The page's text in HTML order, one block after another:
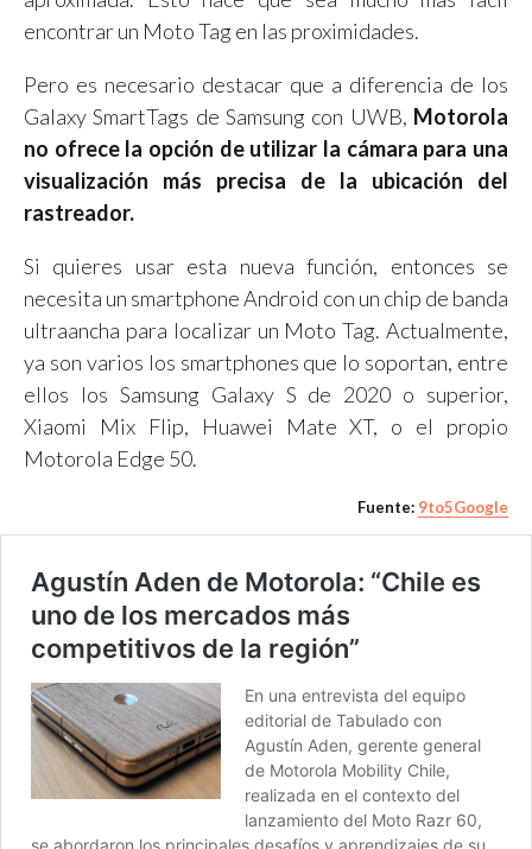
encontrar un Moto Tag en las proximidades.
Pero es necesario destacar que a diferencia de los
Galaxy SmartTags de Samsung con UWB, Motorola
no ofrece la opción de utilizar la cámara para una
visualización más precisa de la ubicación del
rastreador.
Si quieres usar esta nueva función, entonces se
necesita un smartphone Android con un chip de banda
ultraancha para localizar un Moto Tag. Actualmente,
ya son varios los smartphones que lo soportan, entre
ellos los Samsung Galaxy S de 2020 o superior,
Xiaomi Mix Flip, Huawei Mate XT, o el propio
Motorola Edge 50.
Fuente: 9to5Google